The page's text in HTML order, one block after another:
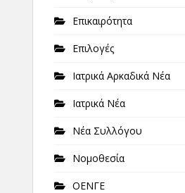
Επικαιρότητα
Επιλογές
Ιατρικά Αρκαδικά Νέα
Ιατρικά Νέα
Νέα Συλλόγου
Νομοθεσία
ΟΕΝΓΕ